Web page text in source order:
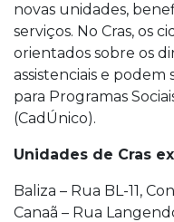
novas unidades,
serviços. No Cras, os
orientados sobre os
assistenciais e podem
para Programas
(CadÚnico).
Unidades de Cras
Baliza – Rua BL-11,
Canaã – Rua